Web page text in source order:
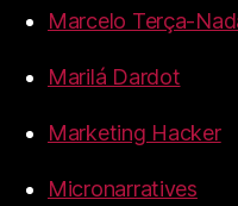
Marcelo Terça-
Marilá Dardot
Marketing Hacker
Micronarratives